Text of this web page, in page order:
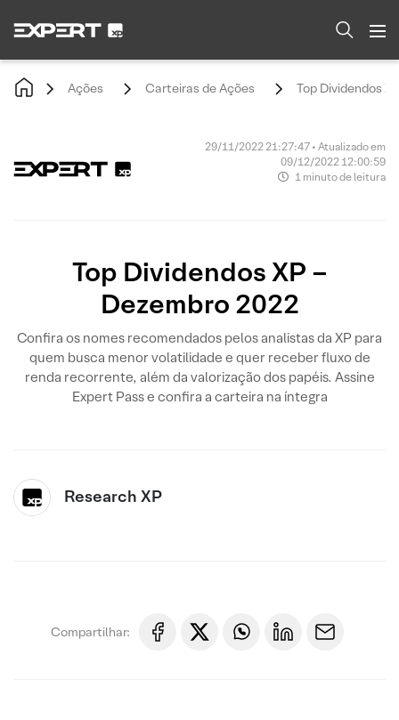
Ações Carteiras de Ações Top Dividendos
29/11/2022 21:27:47 • Atualizado em
09/12/2022 12:00:59
1 minuto de leitura
Top Dividendos XP –
Dezembro 2022
Confira os nomes recomendados pelos analistas da XP para
quem busca menor volatilidade e quer receber fluxo de
renda recorrente, além da valorização dos papéis. Assine
Expert Pass e confira a carteira na íntegra
Research XP
Compartilhar: